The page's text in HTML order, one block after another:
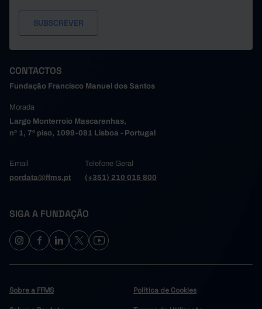
CONTACTOS
Fundação Francisco Manuel dos Santos
Morada
Largo Monterroio Mascarenhas,
nº 1, 7º piso, 1099-081 Lisboa - Portugal
Email
pordata@ffms.pt
Telefone Geral
(+351) 210 015 800
SIGA A FUNDAÇÃO
Sobre a FFMS Política de Cookies